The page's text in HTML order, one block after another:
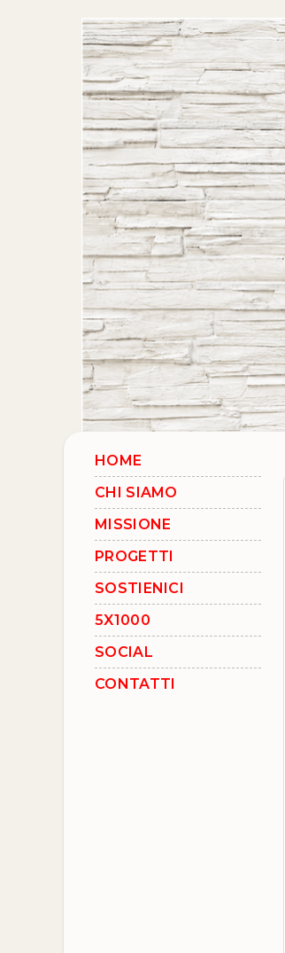
HOME
CHI SIAMO
MISSIONE
PROGETTI
SOSTIENICI
5X1000
SOCIAL
CONTATTI